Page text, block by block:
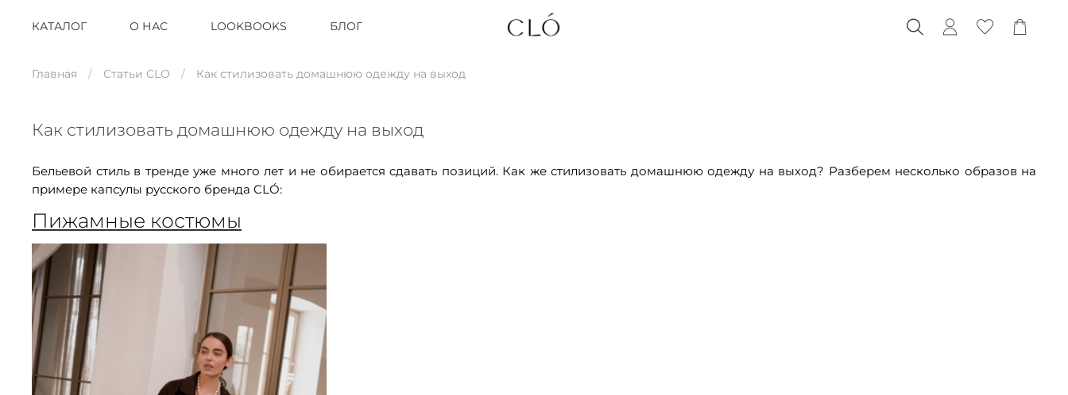
КАТАЛОГ О НАС LOOKBOOKS БЛОГ
Главная Статьи CLO Как стилизовать домашнюю одежду на выход
Как стилизовать домашнюю одежду на выход
Бельевой стиль в тренде уже много лет и не обирается сдавать позиций. Как же стилизовать домашнюю одежду на выход? Разберем несколько образов на
примере капсулы русского бренда CLÓ:
Пижамные костюмы